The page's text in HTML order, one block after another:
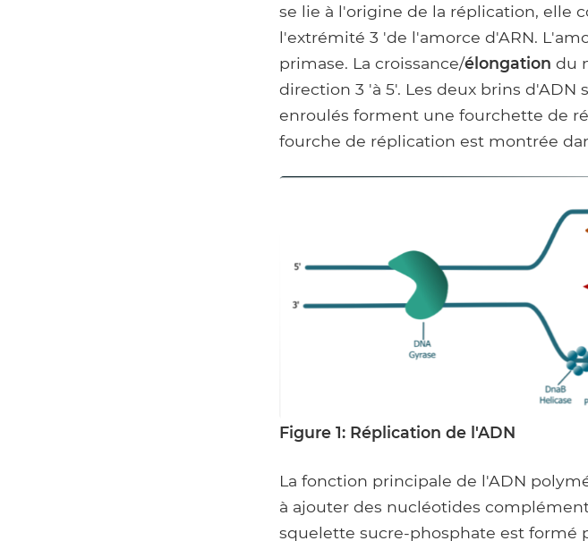
se lie à l'origine de la réplication, elle
l'extrémité 3 'de l'amorce d'ARN.
primase. La croissance/élongation du
direction 3 'à 5'. Les deux brins
enroulés forment une fourchette de
fourche de réplication est montrée
Figure 1: Réplication de l'ADN
La fonction principale de l'ADN
à ajouter des nucléotides
squelette sucre-phosphate est formé